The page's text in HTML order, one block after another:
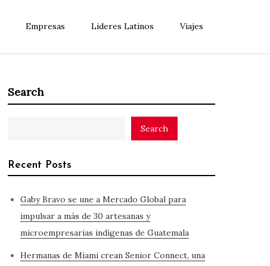
Empresas Lideres Latinos Viajes
Search
Search
Recent Posts
Gaby Bravo se une a Mercado Global para
impulsar a más de 30 artesanas y
microempresarias indígenas de Guatemala
Hermanas de Miami crean Senior Connect, una